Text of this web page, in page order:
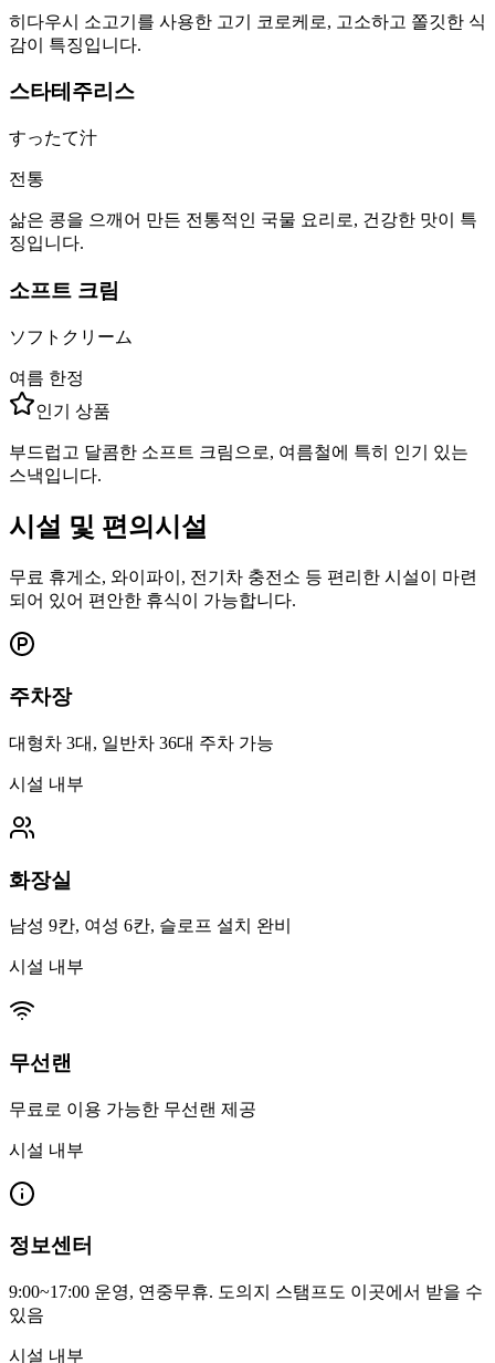
히다우시 소고기를 사용한 고기 코로케로, 고소하고 쫄깃한 식
감이 특징입니다.
스타테주리스
すったて汁
전통
삶은 콩을 으깨어 만든 전통적인 국물 요리로, 건강한 맛이 특
징입니다.
소프트 크림
ソフトクリーム
여름 한정
인기 상품
부드럽고 달콤한 소프트 크림으로, 여름철에 특히 인기 있는
스낵입니다.
시설 및 편의시설
무료 휴게소, 와이파이, 전기차 충전소 등 편리한 시설이 마련
되어 있어 편안한 휴식이 가능합니다.
주차장
대형차 3대, 일반차 36대 주차 가능
시설 내부
화장실
남성 9칸, 여성 6칸, 슬로프 설치 완비
시설 내부
무선랜
무료로 이용 가능한 무선랜 제공
시설 내부
정보센터
9:00~17:00 운영, 연중무휴. 도의지 스탬프도 이곳에서 받을 수
있음
시설 내부